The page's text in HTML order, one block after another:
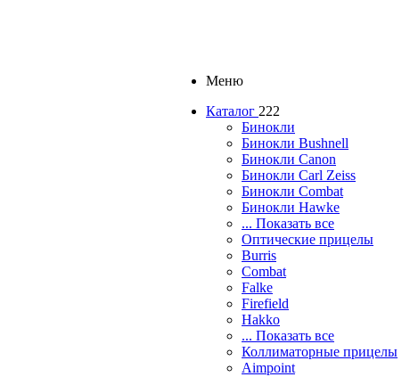
Меню
Каталог 222
Бинокли
Бинокли Bushnell
Бинокли Canon
Бинокли Carl Zeiss
Бинокли Combat
Бинокли Hawke
... Показать все
Оптические прицелы
Burris
Combat
Falke
Firefield
Hakko
... Показать все
Коллиматорные прицелы
Aimpoint